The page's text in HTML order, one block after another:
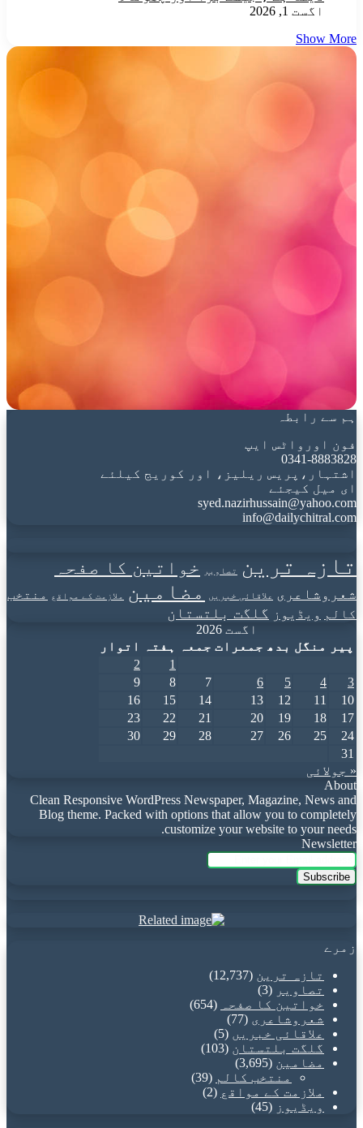
اگست 1, 2026
Show More
ہم سے رابطہ
فون اورواٹس ایپ
0341-8883828
اشتہار،پریس ریلیز، اور کوریج کیلئے
ای میل کیجئے
syed.nazirhussain@yahoo.com
info@dailychitral.com
تازہ ترین تصاویر خواتین کا صفحہ
شعروشاعری علاقائی خبریں مضامین ملازمت کے مواقع
منتخب
کالم ویڈیوز گلگت بلتستان
اگست 2026
پیر
منگل بدھ جمعرات جمعہ ہفتہ
اتوار
1
2
3
4
5
6
7
8
9
10
11
12
13
14
15
16
17
18
19
20
21
22
23
24
25
26
27
28
29
30
31
« جولائی
About
Clean Responsive WordPress Newspaper, Magazine, News and
Blog theme. Packed with options that allow you to completely
customize your website to your needs.
Newsletter
Enter
your
Email
زمرے
تازہ ترین (12,737)
تصاویر (3)
خواتین کا صفحہ
(654)
شعروشاعری (77)
علاقائی خبریں (5)
گلگت بلتستان (103)
مضامین (3,695)
منتخب کالم (39)
ملازمت کے مواقع (2)
ویڈیوز (45)